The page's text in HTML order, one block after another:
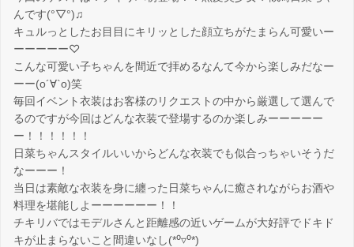
んです(°▽°)♫
キュルっとしたお目目にキリッとした顔立ちがたまらん可愛いー
ーーーーー♡
こんな可愛い子ちゃんを間近で拝めるなんて今から楽しみだなー
ーー(о´∀`о)笑
毎回イベント衣装はお客様のリクエストの中から厳選して選んで
るのですが今回はどんな衣装で登場するのか楽しみーーーーー
ー！！！！！！
日菜ちゃんスタイルいいからどんな衣装でも似合っちゃいそうだ
なーーー！
当日は素敵な衣装を身に纏った日菜ちゃんに癒されながらお酒や
料理を堪能しよーーーーーー！！
チキリバではモデルさんと距離感の近いゲームが大好評でドキド
キが止まらないこと間違いなし(*⁰▿⁰*)